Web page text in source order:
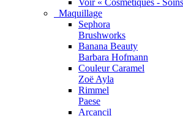
Voir « Cosmétiques -
Maquillage
Sephora
Brushworks
Banana Beauty
Barbara Hofmann
Couleur Caramel
Zoë Ayla
Rimmel
Paese
Arcancil